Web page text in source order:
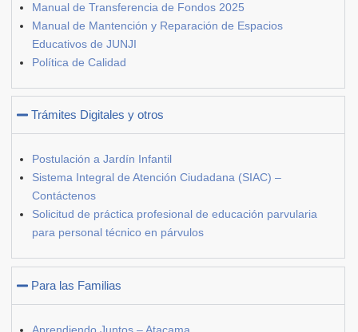
Manual de Transferencia de Fondos 2025
Manual de Mantención y Reparación de Espacios
Educativos de JUNJI
Política de Calidad
Trámites Digitales y otros
Postulación a Jardín Infantil
Sistema Integral de Atención Ciudadana (SIAC) –
Contáctenos
Solicitud de práctica profesional de educación parvularia
para personal técnico en párvulos
Para las Familias